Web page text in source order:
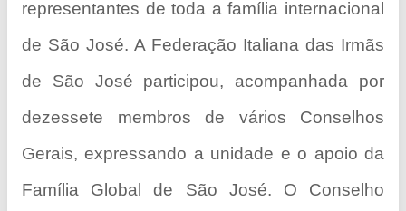
representantes de toda a família internacional
de São José. A Federação Italiana das Irmãs
de São José participou, acompanhada por
dezessete membros de vários Conselhos
Gerais, expressando a unidade e o apoio da
Família Global de São José. O Conselho